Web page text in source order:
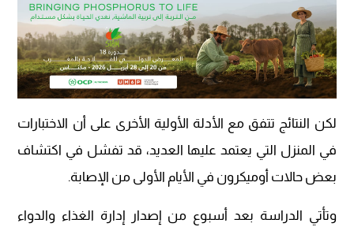
لكن النتائج تتفق مع الأدلة الأولية الأخرى على أن الاختبارات
في المنزل التي يعتمد عليها العديد، قد تفشل في اكتشاف
بعض حالات أوميكرون في الأيام الأولى من الإصابة.
وتأتي الدراسة بعد أسبوع من إصدار إدارة الغذاء والدواء